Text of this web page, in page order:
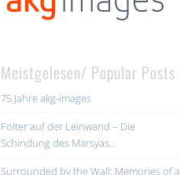
Meistgelesen/ Popular Posts
75 Jahre akg-images
Folter auf der Leinwand – Die
Schindung des Marsyas…
Surrounded by the Wall: Memories of a